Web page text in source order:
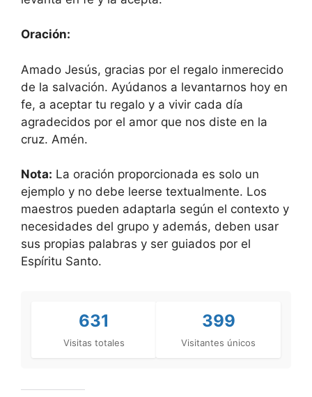
Oración:
Amado Jesús, gracias por el regalo inmerecido
de la salvación. Ayúdanos a levantarnos hoy en
fe, a aceptar tu regalo y a vivir cada día
agradecidos por el amor que nos diste en la
cruz. Amén.
Nota: La oración proporcionada es solo un
ejemplo y no debe leerse textualmente. Los
maestros pueden adaptarla según el contexto y
necesidades del grupo y además, deben usar
sus propias palabras y ser guiados por el
Espíritu Santo.
631
Visitas totales
399
Visitantes únicos